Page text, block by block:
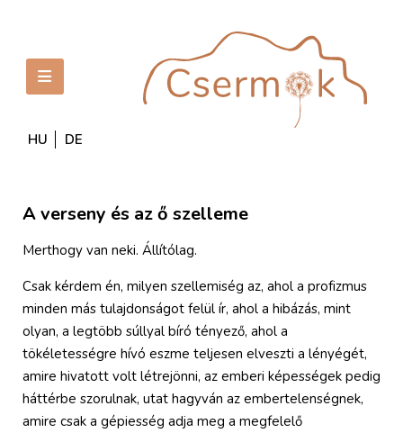
HU DE
A verseny és az ő szelleme
Merthogy van neki. Állítólag.
Csak kérdem én, milyen szellemiség az, ahol a profizmus
minden más tulajdonságot felül ír, ahol a hibázás, mint
olyan, a legtöbb súllyal bíró tényező, ahol a
tökéletességre hívó eszme teljesen elveszti a lényégét,
amire hivatott volt létrejönni, az emberi képességek pedig
háttérbe szorulnak, utat hagyván az embertelenségnek,
amire csak a gépiesség adja meg a megfelelő